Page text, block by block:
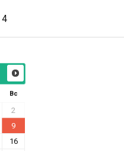
4
Вс
2
9
16